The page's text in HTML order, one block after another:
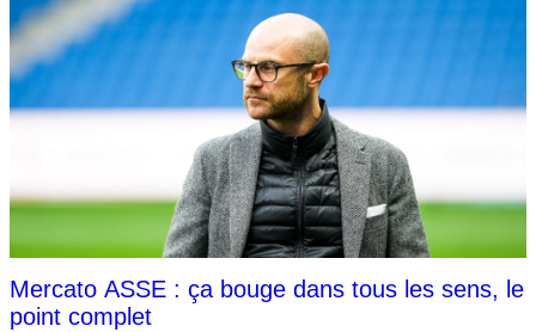
Mercato ASSE : ça bouge dans tous les sens, le
point complet